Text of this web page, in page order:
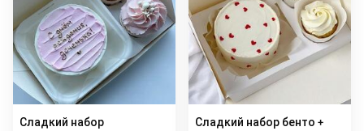
Сладкий набор
Сладкий набор бенто +